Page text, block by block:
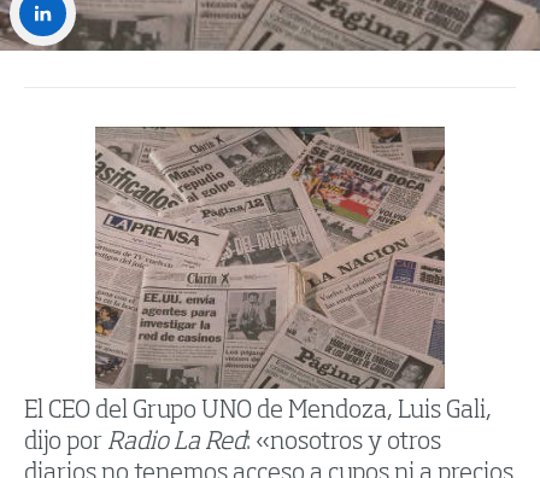
El CEO del Grupo UNO de Mendoza, Luis Gali,
dijo por Radio La Red: «nosotros y otros